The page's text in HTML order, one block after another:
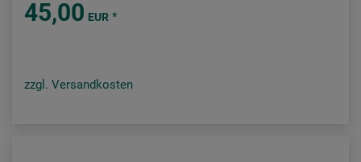
45,00 EUR *
zzgl. Versandkosten